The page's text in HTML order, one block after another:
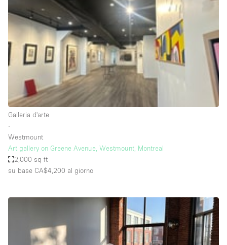
Camerini di prova
Concierge
Cucina
Elettricità
Esposizione di Automobili
Giardino
Illuminazione
Impianto audiovisivo
Industriale
Internet
Magazzino
Galleria d'arte
∙
Westmount
Art gallery on Greene Avenue, Westmount, Montreal
2,000 sq ft
su base CA$4,200 al giorno